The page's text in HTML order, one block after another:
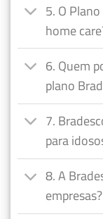
5. O
home
6. Quem
plano
7.
para
8. A
empresas?